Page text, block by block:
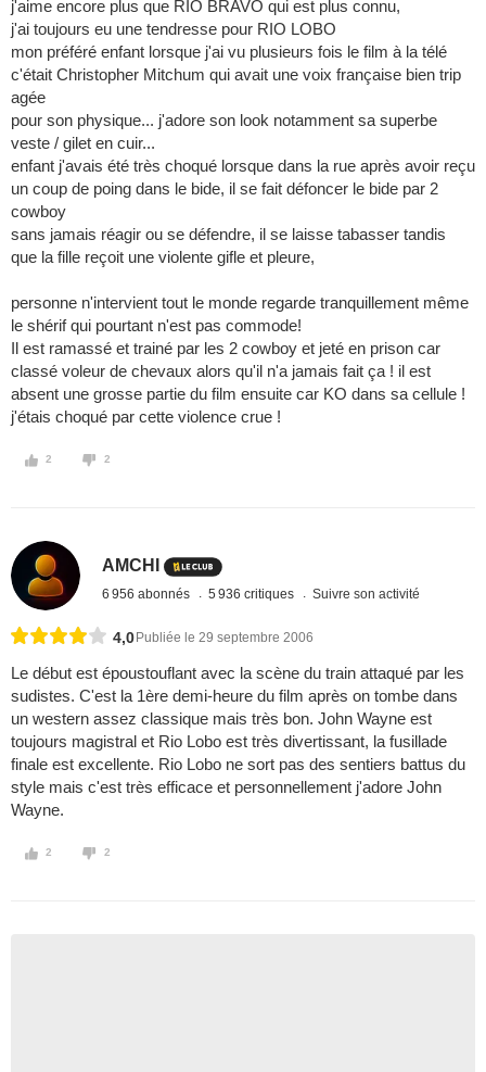
j'aime encore plus que RIO BRAVO qui est plus connu,
j'ai toujours eu une tendresse pour RIO LOBO
mon préféré enfant lorsque j'ai vu plusieurs fois le film à la télé
c'était Christopher Mitchum qui avait une voix française bien trip
agée
pour son physique... j'adore son look notamment sa superbe
veste / gilet en cuir...
enfant j'avais été très choqué lorsque dans la rue après avoir reçu
un coup de poing dans le bide, il se fait défoncer le bide par 2
cowboy
sans jamais réagir ou se défendre, il se laisse tabasser tandis
que la fille reçoit une violente gifle et pleure,
personne n'intervient tout le monde regarde tranquillement même
le shérif qui pourtant n'est pas commode!
Il est ramassé et trainé par les 2 cowboy et jeté en prison car
classé voleur de chevaux alors qu'il n'a jamais fait ça ! il est
absent une grosse partie du film ensuite car KO dans sa cellule !
j'étais choqué par cette violence crue !
2 2
AMCHI
6 956 abonnés 5 936 critiques Suivre son activité
4,0 Publiée le 29 septembre 2006
Le début est époustouflant avec la scène du train attaqué par les
sudistes. C'est la 1ère demi-heure du film après on tombe dans
un western assez classique mais très bon. John Wayne est
toujours magistral et Rio Lobo est très divertissant, la fusillade
finale est excellente. Rio Lobo ne sort pas des sentiers battus du
style mais c'est très efficace et personnellement j'adore John
Wayne.
2 2